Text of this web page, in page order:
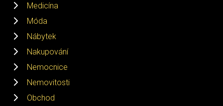
Medicína
Móda
Nábytek
Nakupování
Nemocnice
Nemovitosti
Obchod